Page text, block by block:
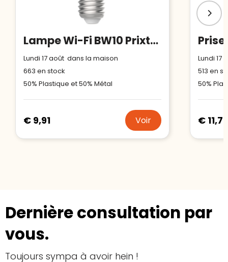
Lampe Wi-Fi BW10 Prixton
Lundi 17 août dans la maison
663 en stock
50% Plastique et 50% Métal
€ 9,91 Voir
Prise
Lundi 17
513 en
50%
€ 11,76
Dernière consultation par
vous.
Toujours sympa à avoir hein !